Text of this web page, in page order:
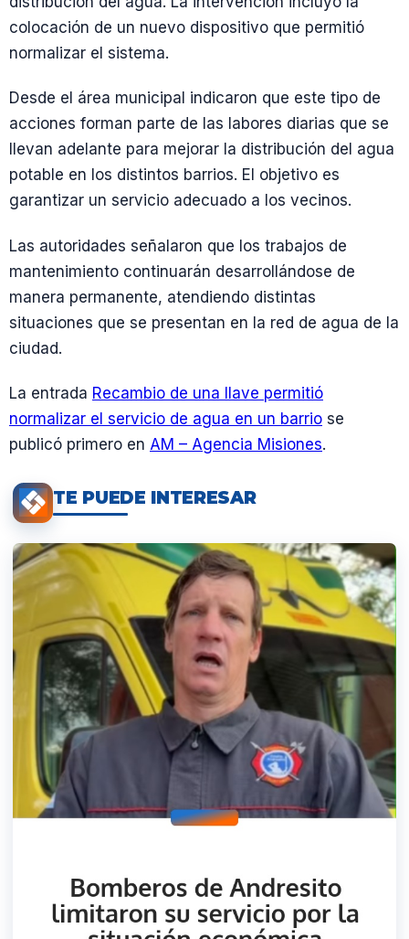
colocación de un nuevo dispositivo que permitió
normalizar el sistema.
Desde el área municipal indicaron que este tipo de
acciones forman parte de las labores diarias que se
llevan adelante para mejorar la distribución del agua
potable en los distintos barrios. El objetivo es
garantizar un servicio adecuado a los vecinos.
Las autoridades señalaron que los trabajos de
mantenimiento continuarán desarrollándose de
manera permanente, atendiendo distintas
situaciones que se presentan en la red de agua de la
ciudad.
La entrada Recambio de una llave permitió
normalizar el servicio de agua en un barrio se
publicó primero en AM – Agencia Misiones.
TE PUEDE INTERESAR